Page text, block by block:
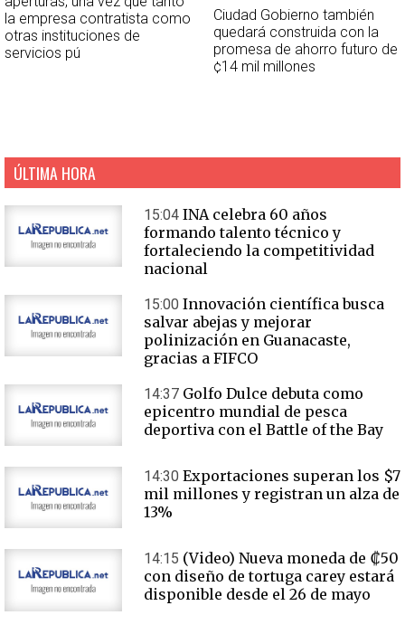
la empresa contratista como
otras instituciones de
servicios pú
Ciudad Gobierno también
quedará construida con la
promesa de ahorro futuro de
¢14 mil millones
ÚLTIMA HORA
15:04 INA celebra 60 años
formando talento técnico y
fortaleciendo la competitividad
nacional
15:00 Innovación científica busca
salvar abejas y mejorar
polinización en Guanacaste,
gracias a FIFCO
14:37 Golfo Dulce debuta como
epicentro mundial de pesca
deportiva con el Battle of the Bay
14:30 Exportaciones superan los $7
mil millones y registran un alza de
13%
14:15 (Video) Nueva moneda de ₡50
con diseño de tortuga carey estará
disponible desde el 26 de mayo